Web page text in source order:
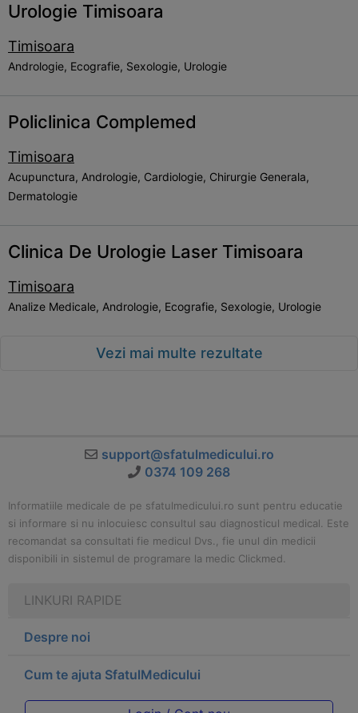
Urologie Timisoara
Timisoara
Andrologie, Ecografie, Sexologie, Urologie
Policlinica Complemed
Timisoara
Acupunctura, Andrologie, Cardiologie, Chirurgie Generala,
Dermatologie
Clinica De Urologie Laser Timisoara
Timisoara
Analize Medicale, Andrologie, Ecografie, Sexologie, Urologie
Vezi mai multe rezultate
support@sfatulmedicului.ro
0374 109 268
Informatiile medicale de pe sfatulmedicului.ro sunt pentru educatie
si informare si nu inlocuiesc consultul sau diagnosticul medical. Este
recomandat sa consultati fie medicul Dvs., fie unul din medicii
disponibili in sistemul de programare la medic Clickmed.
LINKURI RAPIDE
Despre noi
Cum te ajuta SfatulMedicului